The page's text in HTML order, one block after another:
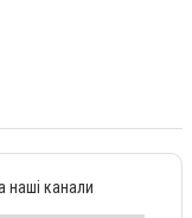
наші канали